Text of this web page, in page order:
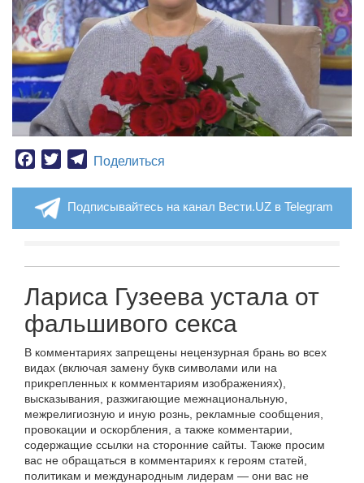
Facebook
TwitterTelegram
Поделиться
Подписывайтесь на канал Вести.UZ в Telegram
Лариса Гузеева устала от
фальшивого секса
В комментариях запрещены нецензурная брань во всех
видах (включая замену букв символами или на
прикрепленных к комментариям изображениях),
высказывания, разжигающие межнациональную,
межрелигиозную и иную рознь, рекламные сообщения,
провокации и оскорбления, а также комментарии,
содержащие ссылки на сторонние сайты. Также просим
вас не обращаться в комментариях к героям статей,
политикам и международным лидерам — они вас не